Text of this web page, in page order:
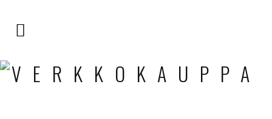
VERKKOKAUPPA